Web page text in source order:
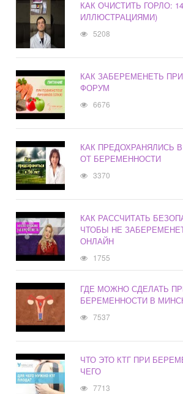
КАК ОЧИСТИТЬ ГОРЛО:
ИЛЛЮСТРАЦИЯМИ)
5208
КАК ЗАБЕРЕМЕНЕТЬ
ФОРУМ
6676
КАК ПРЕДОХРАНЯЛИСЬ
ОТ БЕРЕМЕННОСТИ
3370
КАК РАССЧИТАТЬ
ЧТОБЫ НЕ
ОНЛАЙН
1755
ГДЕ МОЖНО СДЕЛАТЬ
БЕРЕМЕННОСТИ В
7537
ЧТО ЭТО КТГ ПРИ
ЧЕГО
7713